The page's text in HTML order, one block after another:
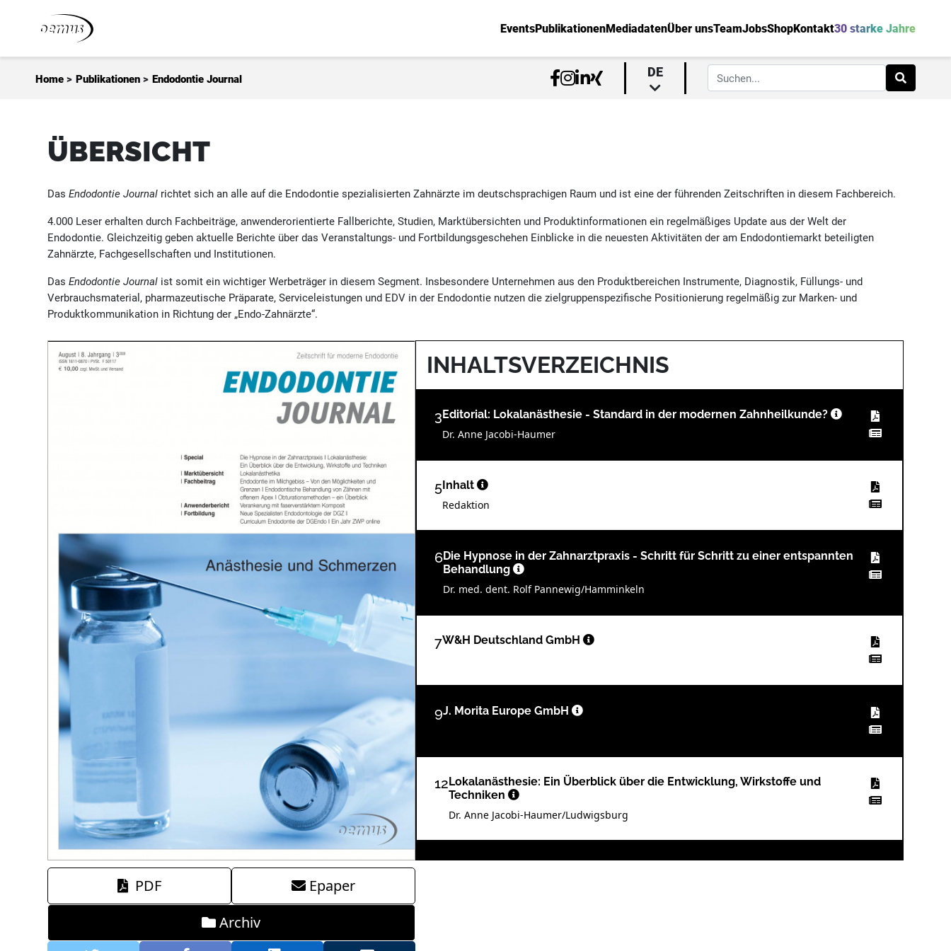
EventsPublikationenMediadatenÜber unsTeamJobsShopKontakt30 starke Jahre
Home > Publikationen > Endodontie Journal DE
ÜBERSICHT
DasEndodontie Journal richtet sich an alle auf die Endodontie spezialisierten Zahnärzte im deutschsprachigen Raum und ist eine der führenden Zeitschriften in diesem Fachbereich.
4.000 Leser erhalten durch Fachbeiträge, anwenderorientierte Fallberichte, Studien, Marktübersichten und Produktinformationen ein regelmäßiges Update aus der Welt der
Endodontie. Gleichzeitig geben aktuelle Berichte über das Veranstaltungs- und Fortbildungsgeschehen Einblicke in die neuesten Aktivitäten der am Endodontiemarkt beteiligten
Zahnärzte, Fachgesellschaften und Institutionen.
DasEndodontie Journal ist somit ein wichtiger Werbeträger in diesem Segment. Insbesondere Unternehmen aus den Produktbereichen Instrumente, Diagnostik, Füllungs- und
Verbrauchsmaterial, pharmazeutische Präparate, Serviceleistungen und EDV in der Endodontie nutzen die zielgruppenspezifische Positionierung regelmäßig zur Marken- und
Produktkommunikation in Richtung der „Endo-Zahnärzte“.
PDF
Epaper
Archiv
INHALTSVERZEICHNIS
3Editorial: Lokalanästhesie - Standard in der modernen Zahnheilkunde?
Dr. Anne Jacobi-Haumer
5Inhalt
Redaktion
6Die Hypnose in der Zahnarztpraxis - Schritt für Schritt zu einer entspannten
Behandlung
Dr. med. dent. Rolf Pannewig/Hamminkeln
7W&H Deutschland GmbH
9J. Morita Europe GmbH
12Lokalanästhesie: Ein Überblick über die Entwicklung, Wirkstoffe und
Techniken
Dr. Anne Jacobi-Haumer/Ludwigsburg